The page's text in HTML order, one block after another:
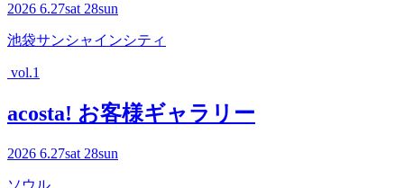
2026 6.27sat 28sun
池袋サンシャインシティ
vol.1
acosta! お客様ギャラリー
2026 6.27sat 28sun
ソウル